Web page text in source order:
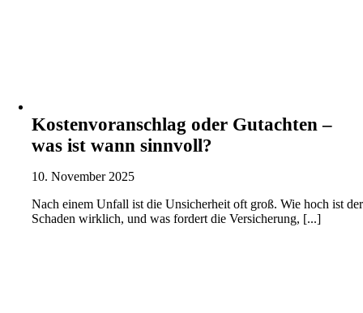
Kostenvoranschlag oder Gutachten –
was ist wann sinnvoll?
10. November 2025
Nach einem Unfall ist die Unsicherheit oft groß. Wie hoch ist der
Schaden wirklich, und was fordert die Versicherung, [...]